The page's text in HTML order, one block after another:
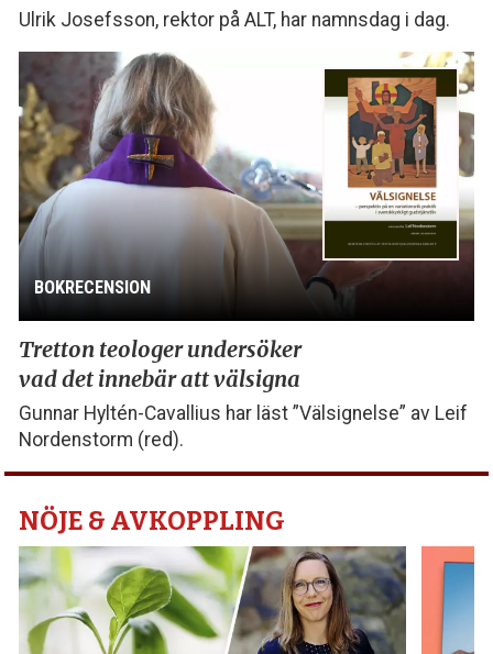
Ulrik Josefsson, rektor på ALT, har namnsdag i dag.
BOKRECENSION
Tretton teologer undersöker
vad det innebär att välsigna
Gunnar Hyltén-Cavallius har läst ”Välsignelse” av Leif
Nordenstorm (red).
NÖJE & AVKOPPLING